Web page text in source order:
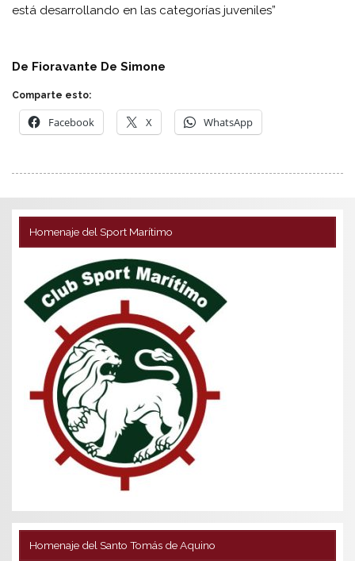
está desarrollando en las categorías juveniles”
De Fioravante De Simone
Comparte esto:
Facebook X WhatsApp
Homenaje del Sport Marítimo
Homenaje del Santo Tomás de Aquino